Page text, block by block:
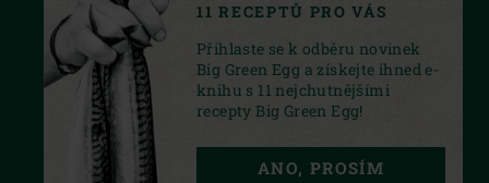
YOUTUBE
11 RECEPTŮ PRO VÁS
Přihlaste se k odběru novinek
Big Green Egg a získejte ihned e-
knihu s 11 nejchutnějšími
recepty Big Green Egg!
ANO, PROSÍM